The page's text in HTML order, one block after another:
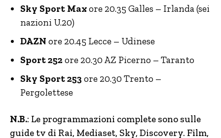
Sky Sport Maxore 20.35 Galles – Irlanda (sei
nazioni U.20)
DAZN ore 20.45 Lecce – Udinese
Sport 252ore 20.30 AZ Picerno – Taranto
Sky Sport 253 ore 20.30 Trento –
Pergolettese
N.B.: Le programmazioni complete sono sulle
guide tv di Rai, Mediaset, Sky, Discovery. Film,